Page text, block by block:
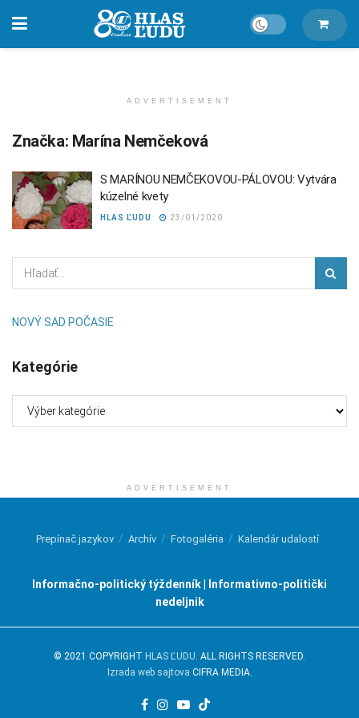
ADVERTISEMENT
Značka: Marína Nemčeková
S MARÍNOU NEMČEKOVOU-PÁLOVOU: Vytvára
kúzelné kvety
HLAS ĽUDU 23/01/2020
NOVÝ SAD POČASIE
Kategórie
ADVERTISEMENT
Prepínač jazykov Archív Fotogaléria Kalendár udalostí
Informačno-politický týždenník | Informativno-politički
nedeljnik
© 2021 COPYRIGHT HLAS ĽUDU . ALL RIGHTS RESERVED.
Izrada web sajtova CIFRA MEDIA.